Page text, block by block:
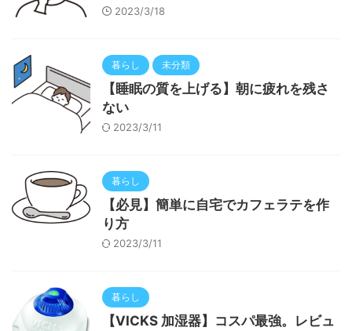
2023/3/18
暮らし 未分類
【睡眠の質を上げる】朝に疲れを残さ
ない
2023/3/11
暮らし
【必見】簡単に自宅でカフェラテを作
り方
2023/3/11
暮らし
【VICKS 加湿器】コスパ最強。レビュ